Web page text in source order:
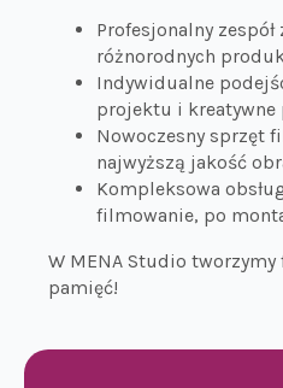
Profesjonalny
różnorodnych
Indywidualne
projektu i kreatywne
Nowoczesny sprzęt
najwyższą jakość
Kompleksowa
filmowanie, po
W MENA Studio
pamięć!